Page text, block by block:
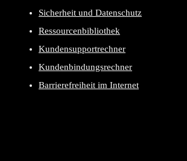
Sicherheit und Datenschutz
Ressourcenbibliothek
Kundensupportrechner
Kundenbindungsrechner
Barrierefreiheit im Internet